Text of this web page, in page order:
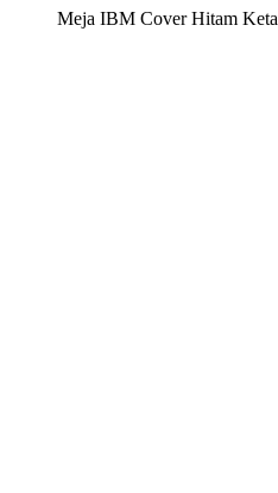
Meja IBM Cover Hitam